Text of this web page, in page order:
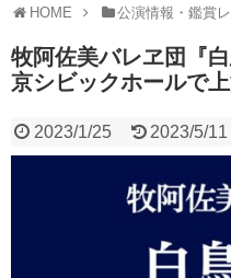
HOME 公演情報・鑑賞
牧阿佐美バレヱ団『
京シビックホールで
2023/1/25 2023/5/11